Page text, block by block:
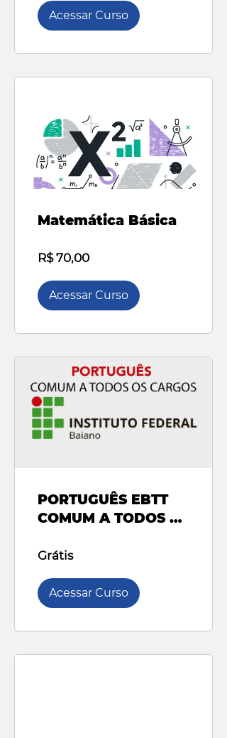
Acessar Curso
Matemática Básica
R$ 70,00
Acessar Curso
PORTUGUÊS EBTT
COMUM A TODOS OS
- 2024
Grátis
Acessar Curso